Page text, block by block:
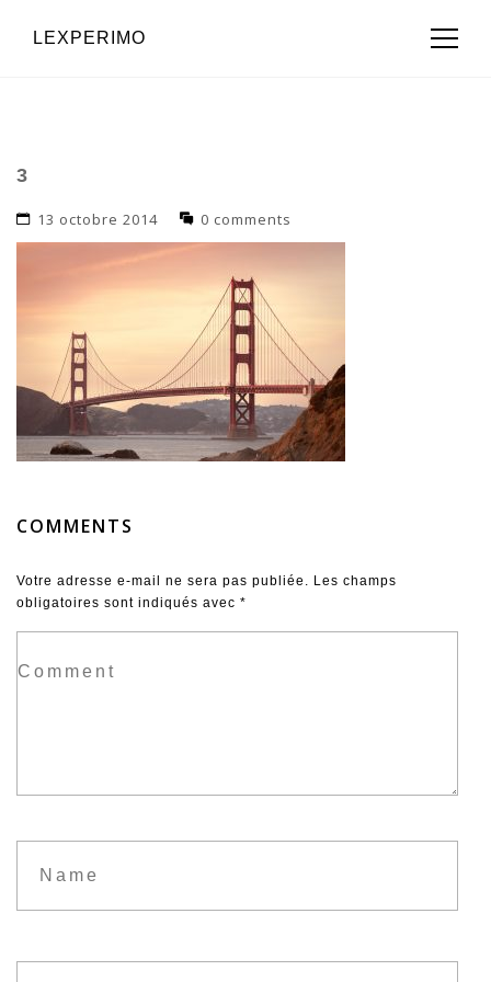
LEXPERIMO
3
13 octobre 2014 0 comments
COMMENTS
Votre adresse e-mail ne sera pas publiée. Les champs
obligatoires sont indiqués avec *